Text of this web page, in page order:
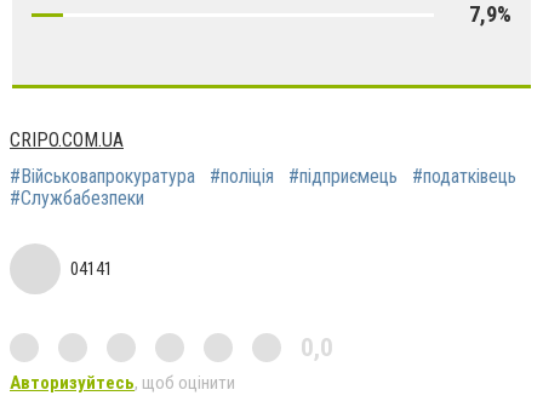
7,9%
CRIPO.COM.UA
#Військовапрокуратура
#поліція #підприємець
#податківець
#Службабезпеки
04141
0,0
Авторизуйтесь, щоб оцінити